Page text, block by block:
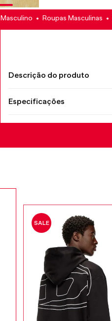
Masculino Roupas Masculinas
Descrição do produto
Especificações
SALE